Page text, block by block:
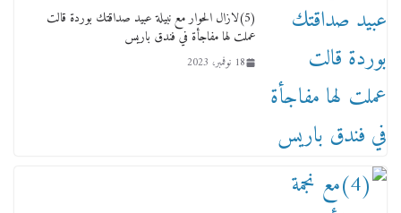
(5)لازال الحوار مع نبيلة عبيد صداقتك بوردة قالت
عملت لها مفاجأة في فندق باريس
18 نوفمبر، 2023